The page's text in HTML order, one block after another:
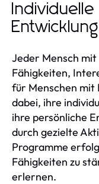
Entwicklung
Jeder Mensch
Fähigkeiten,
für Menschen mit
dabei, ihre
ihre persönliche
durch gezielte
Programme
Fähigkeiten zu
erlernen.